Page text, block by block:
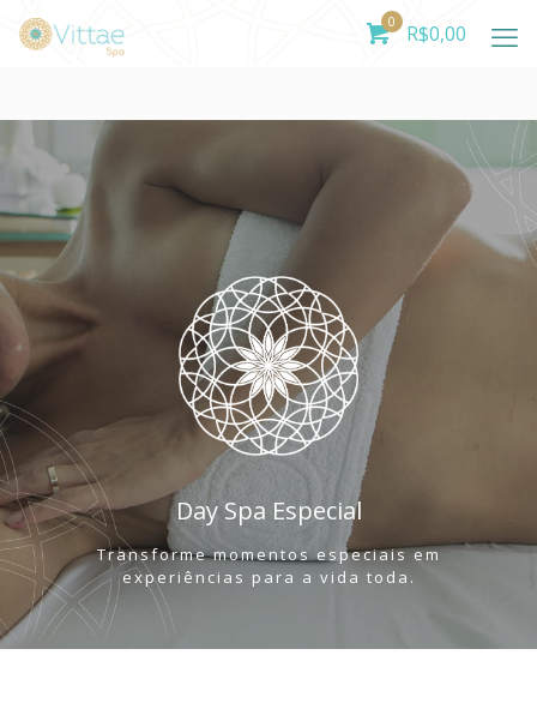
0 R$0,00
Day Spa Especial
Transforme momentos especiais em
experiências para a vida toda.